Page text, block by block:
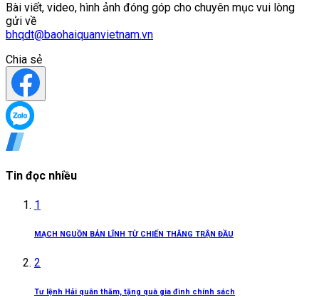
Bài viết, video, hình ảnh đóng góp cho chuyên mục vui lòng
gửi về
bhqdt@baohaiquanvietnam.vn
Chia sẻ
Tin đọc nhiều
1
MẠCH NGUỒN BẢN LĨNH TỪ CHIẾN THẮNG TRẬN ĐẦU
2
Tư lệnh Hải quân thăm, tặng quà gia đình chính sách